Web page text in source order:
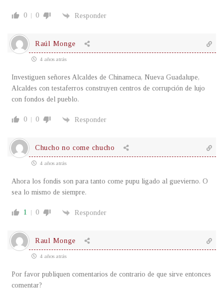
0 0 Responder
Raúl Monge
4 años atrás
Investiguen señores Alcaldes de Chinameca, Nueva Guadalupe,
Alcaldes con testaferros construyen centros de corrupción de lujo
con fondos del pueblo.
0 0 Responder
Chucho no come chucho
4 años atrás
Ahora los fondis son para tanto come pupu ligado al guevierno. O
sea lo mismo de siempre.
1 0 Responder
Raul Monge
4 años atrás
Por favor publiquen comentarios de contrario de que sirve entonces
comentar?